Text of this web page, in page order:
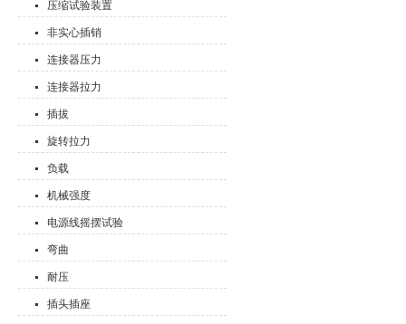
压缩试验装置
非实心插销
连接器压力
连接器拉力
插拔
旋转拉力
负载
机械强度
电源线摇摆试验
弯曲
耐压
插头插座